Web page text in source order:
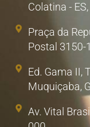
Colatina -
Praça da
Postal 3150-
Ed. Gama II,
Muquiçaba,
Av. Vital